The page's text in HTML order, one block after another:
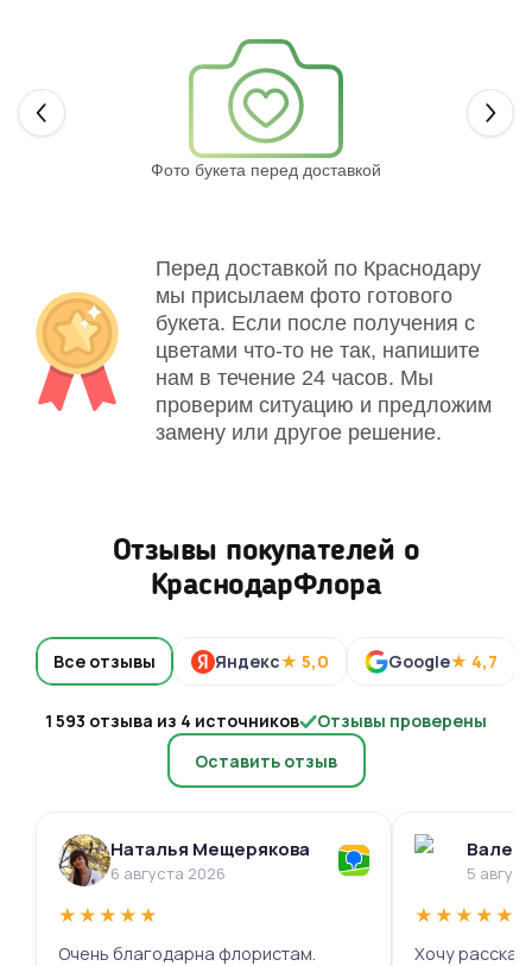
Фото букета перед доставкой
Перед доставкой по Краснодару
мы присылаем фото готового
букета. Если после получения с
цветами что-то не так, напишите
нам в течение 24 часов. Мы
проверим ситуацию и предложим
замену или другое решение.
Отзывы покупателей о
КраснодарФлора
Все отзывы Яндекс★ 5,0 Google★ 4,7
1 593 отзыва из 4 источников
Отзывы проверены
Оставить отзыв
Наталья Мещерякова
6 августа 2026
★★★★★
Очень благодарна флористам.
5
★★★★★
Хочу